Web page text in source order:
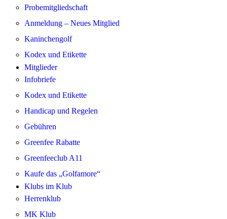
Probemitgliedschaft
Anmeldung – Neues Mitglied
Kaninchengolf
Kodex und Etikette
Mitglieder
Infobriefe
Kodex und Etikette
Handicap und Regelen
Gebühren
Greenfee Rabatte
Greenfeeclub A11
Kaufe das „Golfamore“
Klubs im Klub
Herrenklub
MK Klub